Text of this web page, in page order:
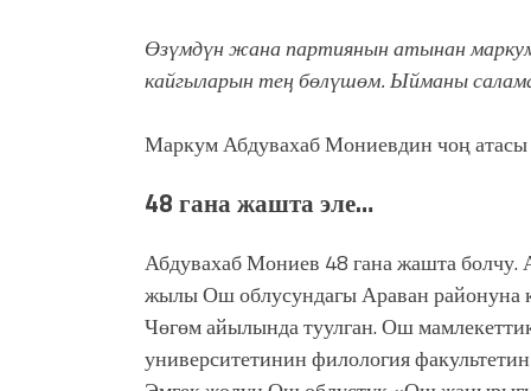
Өзүмдүн жана партиянын атынан
кайгыларын тең бөлүшөм.Ыйманы
Маркум Абдувахаб Мониевдин чоң атасы
48 гана жашта эле…
Абдувахаб Мониев 48 гана жашта болчу.
жылы Ош облусундагы Араван районуна
Чөгөм айылында туулган. Ош
университетинин филология факультетин